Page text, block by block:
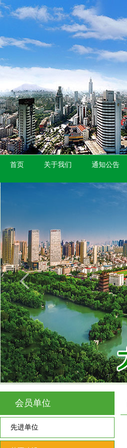
首页 关于我们 通知公告
会员单位
先进单位